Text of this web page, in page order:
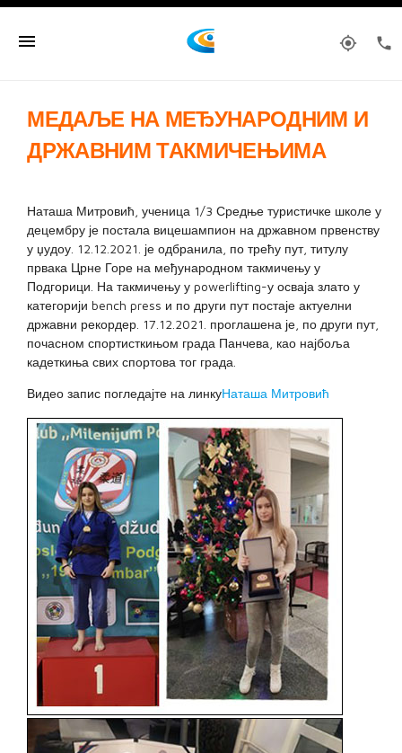
menu my_location phone
МЕДАЉЕ НА МЕЂУНАРОДНИМ И
ДРЖАВНИМ ТАКМИЧЕЊИМА
Наташа Митровић, ученица 1/3 Средње туристичке школе у
децембру је постала вицешампион на државном првенству
у џудоу. 12.12.2021. је одбранила, по трећу пут, титулу
првака Црне Горе на међународном такмичењу у
Подгорици. На такмичењу у powerlifting-у осваја злато у
категорији bench press и по други пут постаје актуелни
државни рекордер. 17.12.2021. проглашена је, по други пут,
почасном спортисткињом града Панчева, као најбоља
кадеткиња свих спортова тог града.
Видео запис погледајте на линкуНаташа Митровић